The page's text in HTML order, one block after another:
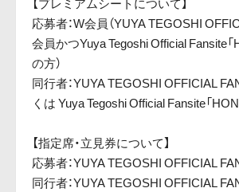
応募者：W会員（YUYA TEGOSHI
会員かつYuya Tegoshi Official Fansite「
の方）
同行者：YUYA TEGOSHI OFFICIAL
くは Yuya Tegoshi Official Fansite「
【指定席・立見券について】
応募者：YUYA TEGOSHI OFFICIAL
同行者：YUYA TEGOSHI OFFICIAL